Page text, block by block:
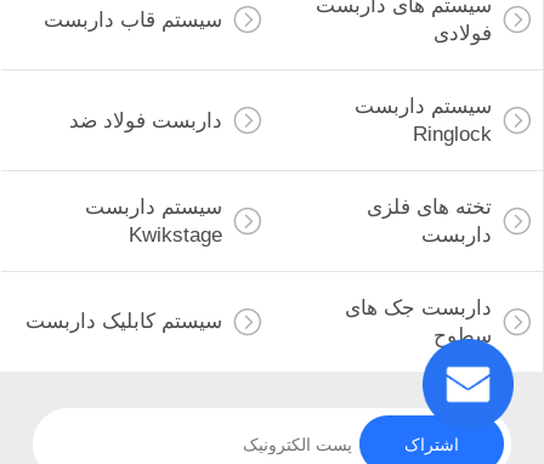
سیستم های داربست
فولادی
سیستم قاب داربست
سیستم داربست
Ringlock
داربست فولاد ضد
تخته های فلزی
داربست
سیستم داربست
Kwikstage
داربست جک های
سطوح
سیستم کابلیک داربست
اشتراک